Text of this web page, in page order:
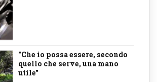
"Che io possa essere, secondo
quello che serve, una mano
utile"